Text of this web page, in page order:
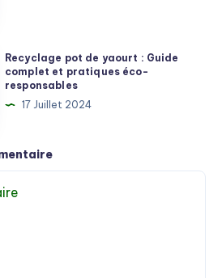
Recyclage pot de yaourt : Guide
complet et pratiques éco-
responsables
17 Juillet 2024